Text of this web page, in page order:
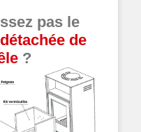
pas le
de
?